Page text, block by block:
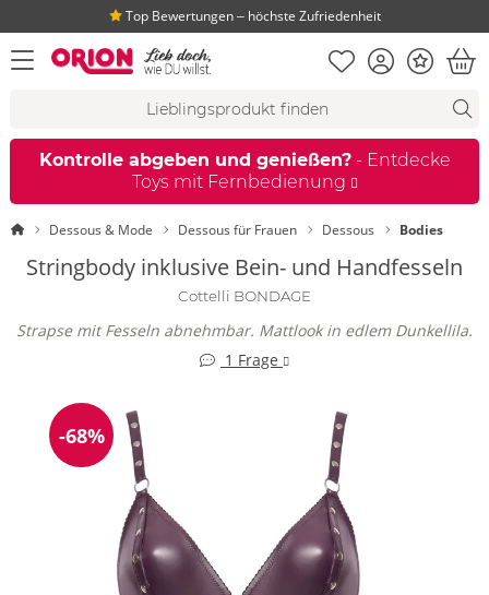
Top Bewertungen ‒ höchste Zufriedenheit
Menü öffnen Merkliste
KontoBonus
Kontrolle abgeben und genießen?- Entdecke
Toys mit Fernbedienung
StartseiteDessous & Mode Dessous für Frauen Dessous Bodies
Stringbody inklusive Bein- und Handfesseln
Cottelli BONDAGE
Strapse mit Fesseln abnehmbar. Mattlook in edlem Dunkellila.
1 Frage
Reduzierung
-68%